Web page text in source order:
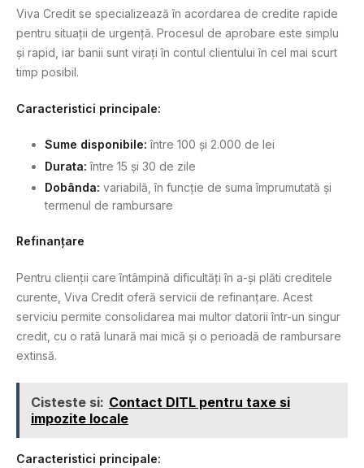
Viva Credit se specializează în acordarea de credite rapide
pentru situații de urgență. Procesul de aprobare este simplu
și rapid, iar banii sunt virați în contul clientului în cel mai scurt
timp posibil.
Caracteristici principale:
Sume disponibile: între 100 și 2.000 de lei
Durata: între 15 și 30 de zile
Dobânda: variabilă, în funcție de suma împrumutată și
termenul de rambursare
Refinanțare
Pentru clienții care întâmpină dificultăți în a-și plăti creditele
curente, Viva Credit oferă servicii de refinanțare. Acest
serviciu permite consolidarea mai multor datorii într-un singur
credit, cu o rată lunară mai mică și o perioadă de rambursare
extinsă.
Cisteste si: Contact DITL pentru taxe si
impozite locale
Caracteristici principale: